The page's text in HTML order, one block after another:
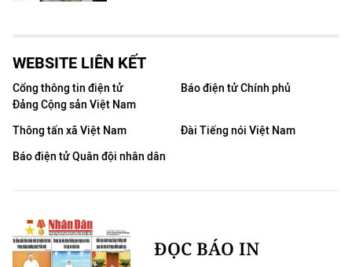
WEBSITE LIÊN KẾT
Cổng thông tin điện tử
Đảng Cộng sản Việt Nam
Báo điện tử Chính phủ
Thông tấn xã Việt Nam
Đài Tiếng nói Việt Nam
Báo điện tử Quân đội nhân dân
ĐỌC BÁO IN